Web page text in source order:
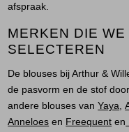
afspraak.
MERKEN DIE
SELECTEREN
De blouses bij Arthur &
de pasvorm en de stof
andere blouses vanYaya,
Anneloes en Freequent en